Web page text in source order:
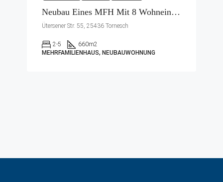
Neubau Eines MFH Mit 8 Wohneinheiten
Ütersener Str. 55, 25436 Tornesch
2-5 660m2
MEHRFAMILIENHAUS, NEUBAUWOHNUNG